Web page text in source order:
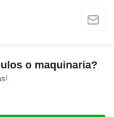
o maquinaria?